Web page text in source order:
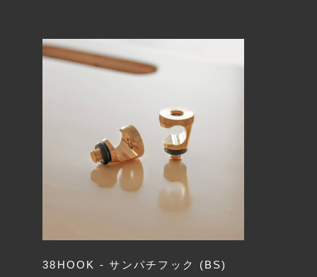
38HOOK - サンパチフック (BS)